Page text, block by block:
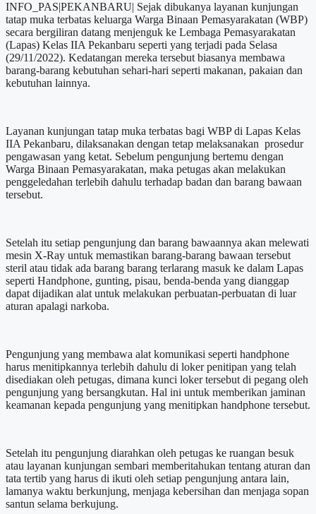
INFO_PAS|PEKANBARU| Sejak dibukanya layanan kunjungan
tatap muka terbatas keluarga Warga Binaan Pemasyarakatan (WBP)
secara bergiliran datang menjenguk ke Lembaga Pemasyarakatan
(Lapas) Kelas IIA Pekanbaru seperti yang terjadi pada Selasa
(29/11/2022). Kedatangan mereka tersebut biasanya membawa
barang-barang kebutuhan sehari-hari seperti makanan, pakaian dan
kebutuhan lainnya.
Layanan kunjungan tatap muka terbatas bagi WBP di Lapas Kelas
IIA Pekanbaru, dilaksanakan dengan tetap melaksanakan prosedur
pengawasan yang ketat. Sebelum pengunjung bertemu dengan
Warga Binaan Pemasyarakatan, maka petugas akan melakukan
penggeledahan terlebih dahulu terhadap badan dan barang bawaan
tersebut.
Setelah itu setiap pengunjung dan barang bawaannya akan melewati
mesin X-Ray untuk memastikan barang-barang bawaan tersebut
steril atau tidak ada barang barang terlarang masuk ke dalam Lapas
seperti Handphone, gunting, pisau, benda-benda yang dianggap
dapat dijadikan alat untuk melakukan perbuatan-perbuatan di luar
aturan apalagi narkoba.
Pengunjung yang membawa alat komunikasi seperti handphone
harus menitipkannya terlebih dahulu di loker penitipan yang telah
disediakan oleh petugas, dimana kunci loker tersebut di pegang oleh
pengunjung yang bersangkutan. Hal ini untuk memberikan jaminan
keamanan kepada pengunjung yang menitipkan handphone tersebut.
Setelah itu pengunjung diarahkan oleh petugas ke ruangan besuk
atau layanan kunjungan sembari memberitahukan tentang aturan dan
tata tertib yang harus di ikuti oleh setiap pengunjung antara lain,
lamanya waktu berkunjung, menjaga kebersihan dan menjaga sopan
santun selama berkujung.